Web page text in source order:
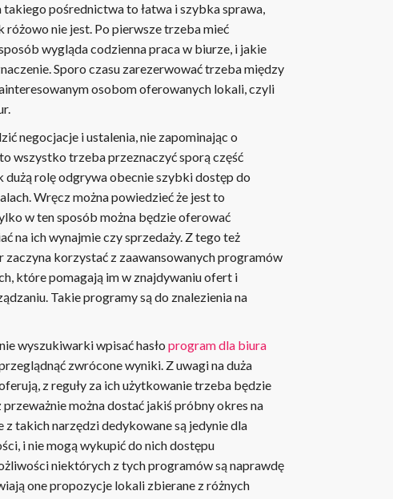
takiego pośrednictwa to łatwa i szybka sprawa,
różowo nie jest. Po pierwsze trzeba mieć
wygląda codzienna praca w biurze, i jakie
Sporo czasu zarezerwować trzeba między
osobom oferowanych lokali, czyli
negocjacje i ustalenia, nie zapominając o
wszystko trzeba przeznaczyć sporą część
dużą rolę odgrywa obecnie szybki dostęp do
Wręcz można powiedzieć że jest to
w ten sposób można będzie oferować
na ich wynajmie czy sprzedaży. Z tego też
korzystać z zaawansowanych programów
które pomagają im w znajdywaniu ofert i
Takie programy są do znalezienia na
wyszukiwarki wpisać hasło program dla biura
zwrócone wyniki. Z uwagi na duża
z reguły za ich użytkowanie trzeba będzie
przeważnie można dostać jakiś próbny okres na
takich narzędzi dedykowane są jedynie dla
i nie mogą wykupić do nich dostępu
niektórych z tych programów są naprawdę
one propozycje lokali zbierane z różnych